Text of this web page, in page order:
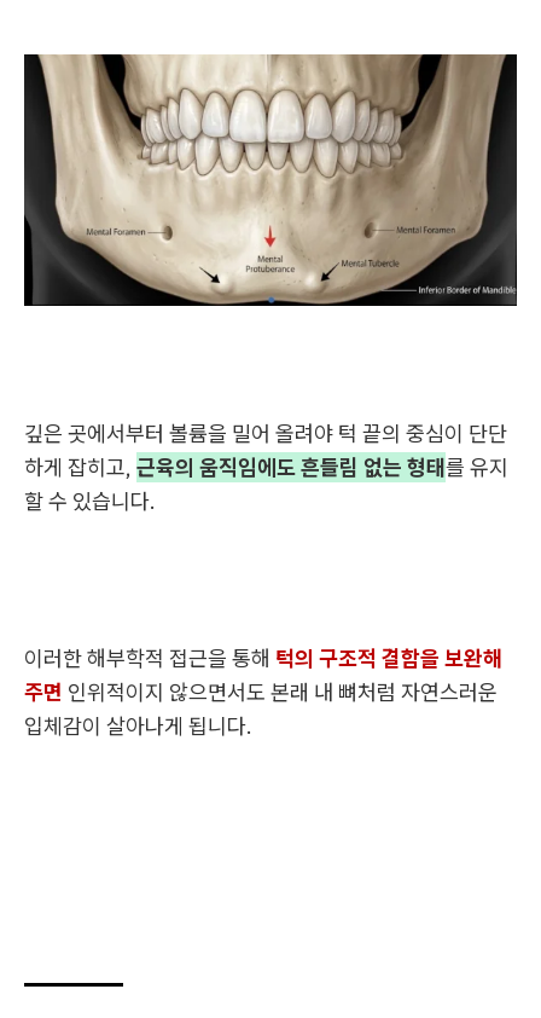
깊은 곳에서부터 볼륨을 밀어 올려야 턱 끝의 중심이 단단
하게 잡히고, 근육의 움직임에도 흔들림 없는 형태를 유지
할 수 있습니다.
이러한 해부학적 접근을 통해 턱의 구조적 결함을 보완해
주면 인위적이지 않으면서도 본래 내 뼈처럼 자연스러운
입체감이 살아나게 됩니다.